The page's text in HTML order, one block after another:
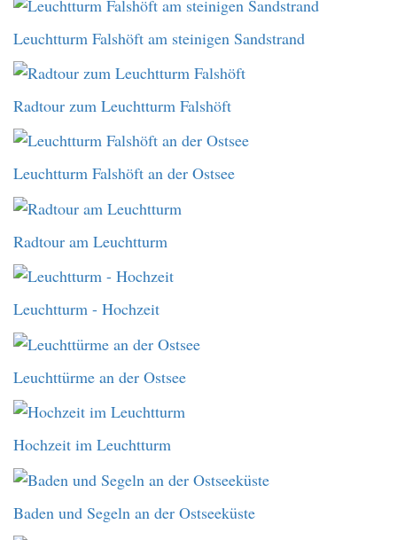
Leuchtturm Falshöft am steinigen Sandstrand
Radtour zum Leuchtturm Falshöft
Leuchtturm Falshöft an der Ostsee
Radtour am Leuchtturm
Leuchtturm - Hochzeit
Leuchttürme an der Ostsee
Hochzeit im Leuchtturm
Baden und Segeln an der Ostseeküste